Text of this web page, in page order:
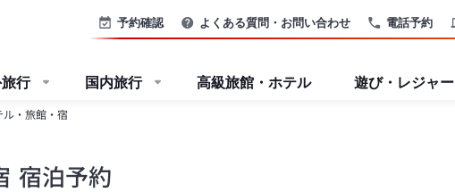
電話予約
予約確認 よくある質問・お問い合わせ
行 国内旅行 高級旅館・ホテル 遊び・レジャー
・旅館・宿
宿泊予約